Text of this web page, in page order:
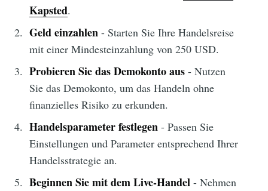
Kapsted.
Geld einzahlen- Starten Sie Ihre Handelsreise
mit einer Mindesteinzahlung von 250 USD.
Probieren Sie das Demokonto aus- Nutzen
Sie das Demokonto, um das Handeln ohne
finanzielles Risiko zu erkunden.
Handelsparameter festlegen- Passen Sie
Einstellungen und Parameter entsprechend Ihrer
Handelsstrategie an.
Beginnen Sie mit dem Live-Handel- Nehmen